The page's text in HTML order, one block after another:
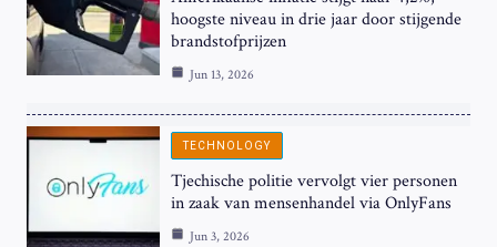
hoogste niveau in drie jaar door stijgende
brandstofprijzen
Jun 13, 2026
TECHNOLOGY
Tjechische politie vervolgt vier personen
in zaak van mensenhandel via OnlyFans
Jun 3, 2026